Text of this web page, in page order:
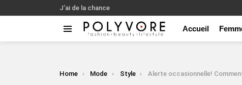
J’ai de la chance
Accueil
You are here:
Home Mode Style Alerte occasionnelle! Comment porter un blazer femme en